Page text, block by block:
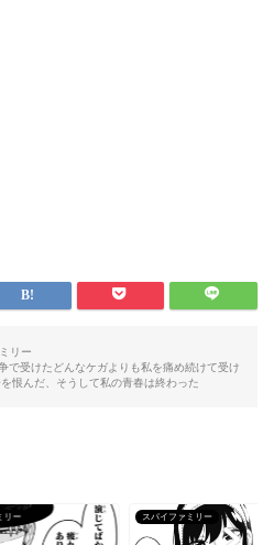
リー
で受けたどんなケガよりも私を痛め続けて受け
恨んだ、そうして私の青春は終わった
リー スパイファミリー